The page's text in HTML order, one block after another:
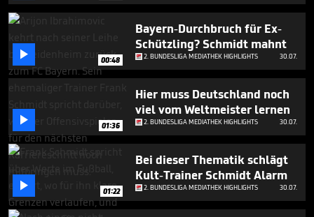
 00:48
Bayern-Durchbruch für Ex-
Schützling? Schmidt mahnt
2. BUNDESLIGA MEDIATHEK HIGHLIGHTS 30.07.
 01:36
Hier muss Deutschland noch
viel vom Weltmeister lernen
2. BUNDESLIGA MEDIATHEK HIGHLIGHTS 30.07.
 01:22
Bei dieser Thematik schlägt
Kult-Trainer Schmidt Alarm
2. BUNDESLIGA MEDIATHEK HIGHLIGHTS 30.07.